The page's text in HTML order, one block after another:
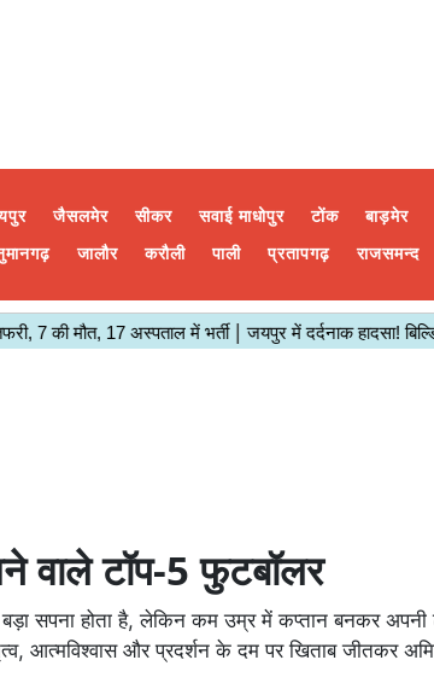
जैसलमेर सीकर सवाई माधोपुर टोंक बाड़मेर
जालौर करौली पाली प्रतापगढ़ राजसमन्द
वाले टॉप-5 फुटबॉलर
सपना होता है, लेकिन कम उम्र में कप्तान बनकर अपनी
आत्मविश्वास और प्रदर्शन के दम पर खिताब जीतकर